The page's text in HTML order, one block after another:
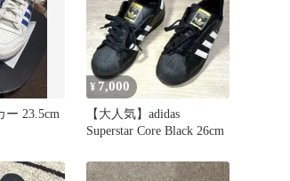
ー 23.5cm
¥ 7,000
【大人気】adidas
Superstar Core Black 26cm